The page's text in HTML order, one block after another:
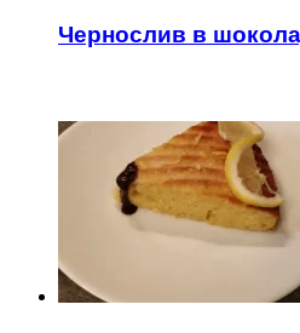
Чернослив в